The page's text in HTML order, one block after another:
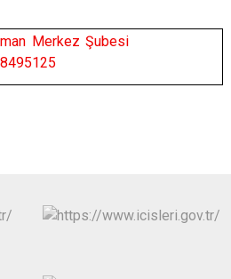
Merkez Şubesi